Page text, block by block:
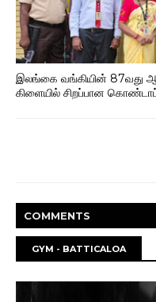
இலங்கை வங்கியின் 87வது
கிளையில் சிறப்பான
COMMENTS
GYM - BATTICALOA